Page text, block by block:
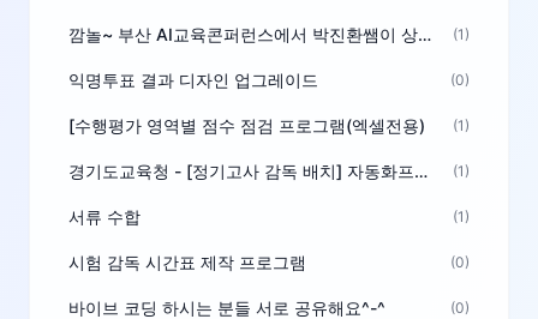
깜놀~ 부산 AI교육콘퍼런스에서 박진환쌤이 상받으려 나오셨네요~ ^^ (1)
익명투표 결과 디자인 업그레이드 (0)
[수행평가 영역별 점수 점검 프로그램(엑셀전용) (1)
경기도교육청 - [정기고사 감독 배치] 자동화프로그램 보급 (1)
서류 수합 (1)
시험 감독 시간표 제작 프로그램 (0)
바이브 코딩 하시는 분들 서로 공유해요^-^ (0)